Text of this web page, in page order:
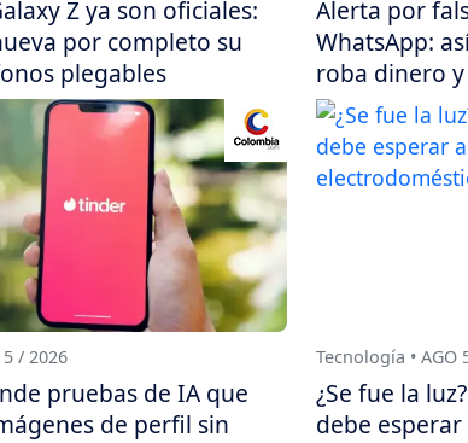
Z ya son oficiales:
por completo su
plegables
Alerta por
WhatsApp:
roba dinero
5 / 2026
pruebas de IA que
de perfil sin
Tecnología • AGO
¿Se fue la
debe